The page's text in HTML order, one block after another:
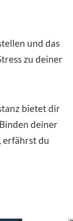
und das
zu deiner
bietet dir
deiner
erfährst du